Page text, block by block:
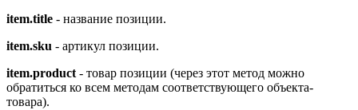
item.title - название позиции.
item.sku - артикул позиции.
item.product- товар позиции (через этот метод можно
обратиться ко всем методам соответствующего объекта-
товара).